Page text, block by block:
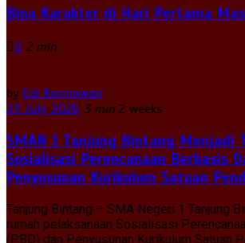
Bina Karakter di Hari Pertama
0 2 min
by Edi Kurniawan
23 July 2026 3 min 2 weeks
SMAN 1 Tanjung Bintang Menjadi
Sosialisasi Perencanaan Berbasis
Penyusunan Kurikulum Satuan
Tanjung Bintang – SMA Negeri 1 Tanjung
rumah pelaksanaan Sosialisasi
(PBD) dan Penyusunan Kurikulum Satuan